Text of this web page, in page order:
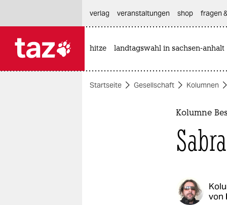
themen
verlag
veranstaltungen shop fragen
hitze landtagswahl in sachsen-anhalt
Startseite Gesellschaft Kolumnen
Kolumne
von